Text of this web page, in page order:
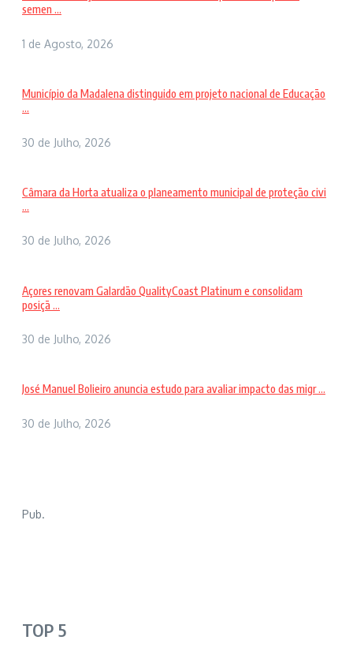
semen ...
1 de Agosto, 2026
Município da Madalena distinguido em projeto nacional de Educação
...
30 de Julho, 2026
Câmara da Horta atualiza o planeamento municipal de proteção civi
...
30 de Julho, 2026
Açores renovam Galardão QualityCoast Platinum e consolidam
posiçã ...
30 de Julho, 2026
José Manuel Bolieiro anuncia estudo para avaliar impacto das migr ...
30 de Julho, 2026
Pub.
TOP 5